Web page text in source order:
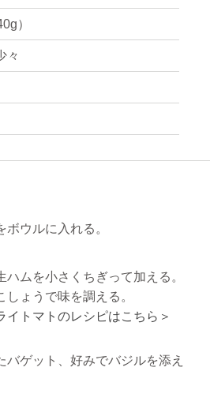
）
々
ボウルに入れる。
ハムを小さくちぎって加える。
ょうで味を調える。
イトマトのレシピはこちら＞
バゲット、好みでバジルを添え